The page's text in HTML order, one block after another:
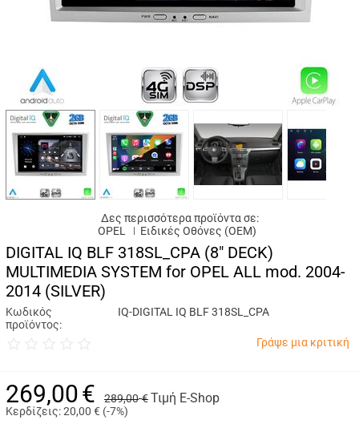
Δες περισσότερα προϊόντα σε:
OPEL
Ειδικές Oθόνες (OEM)
DIGITAL IQ BLF 318SL_CPA (8" DECK)
MULTIMEDIA SYSTEM for OPEL ALL mod. 2004-
2014 (SILVER)
Κωδικός
προϊόντος:
IQ-DIGITAL IQ BLF 318SL_CPA
Γράψε μια κριτική
269,00€ 289,00 €Τιμή E-Shop
Κερδίζεις:20,00 € (-7%)